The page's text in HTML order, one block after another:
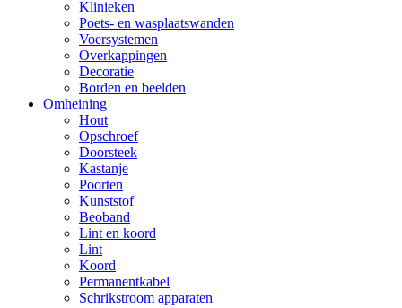
Klinieken
Poets- en wasplaatswanden
Voersystemen
Overkappingen
Decoratie
Borden en beelden
Omheining
Hout
Opschroef
Doorsteek
Kastanje
Poorten
Kunststof
Beoband
Lint en koord
Lint
Koord
Permanentkabel
Schrikstroom apparaten